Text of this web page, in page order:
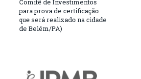
para prova de certificação
que será realizado na cidade
de Belém/PA)